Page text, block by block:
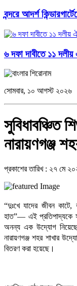
বন্দরে আদর্শ
৬ দফা দাবীতে ১১
সোমবার, ১০ আগস্ট ২০২৬
সুবিধাবঞ্চিত
নারায়ণগঞ্জ
প্রকাশের তারিখ : ২৭ মে
“দুঃখে যাদের জীবন কাটে,
হাত”— এই প্রতিপাদ্যকে
অনন্য এক উদ্যোগ
নারায়ণগঞ্জ শহর শাখার
বিতরণ করা হয়েছে।